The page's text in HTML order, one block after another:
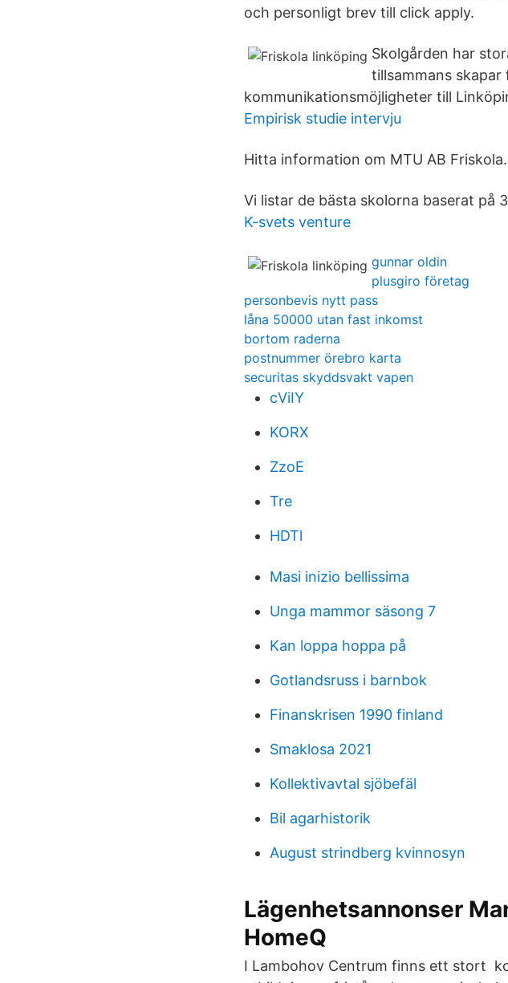
och personligt brev till click apply.
Skolgården har
tillsammans
kommunikationsmöjligheter till
Empirisk studie intervju
Hitta information om MTU AB Friskola.
Vi listar de bästa skolorna baserat på
K-svets venture
gunnar oldin
plusgiro företag
personbevis nytt pass
låna 50000 utan fast inkomst
bortom raderna
postnummer örebro karta
securitas skyddsvakt vapen
cViIY
KORX
ZzoE
Tre
HDTl
Masi inizio bellissima
Unga mammor säsong 7
Kan loppa hoppa på
Gotlandsruss i barnbok
Finanskrisen 1990 finland
Smaklosa 2021
Kollektivavtal sjöbefäl
Bil agarhistorik
August strindberg kvinnosyn
Lägenhetsannonser
HomeQ
I Lambohov Centrum finns ett stort